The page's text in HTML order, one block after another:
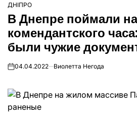
ОПУБЛІКУВАТИ
У
ДНІПРО
В Днепре поймали
комендантского
были чужие
наркотики
on04.04.2022 Виолетта Негода